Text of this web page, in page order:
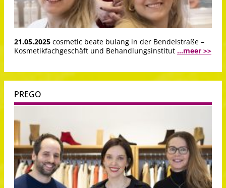
21.05.2025 cosmetic beate bulang in der Bendelstraße –
Kosmetikfachgeschäft und Behandlungsinstitut ...meer >>
PREGO